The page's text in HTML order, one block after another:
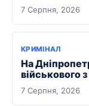
7 Серпня, 2026
КРИМІНАЛ
На
військового
7 Серпня, 2026